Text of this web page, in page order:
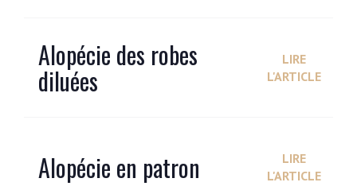
Alopécie des robes
diluées
LIRE
L'ARTICLE
Alopécie en patron
LIRE
L'ARTICLE